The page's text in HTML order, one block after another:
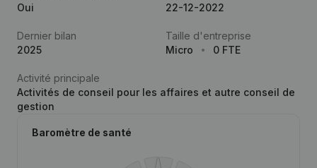
Oui
22-12-2022
Dernier bilan
2025
Taille d'entreprise
Micro
0 FTE
Activité principale
Activités de conseil pour les affaires et autre conseil de
gestion
Baromètre de santé